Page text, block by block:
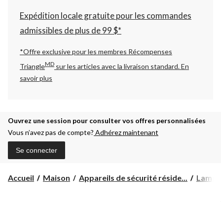
Expédition locale gratuite pour les commandes
admissibles de plus de 99 $*
*Offre exclusive pour les membres Récompenses
TriangleMD sur les articles avec la livraison standard.En
savoir plus
Ouvrez une session pour consulter vos offres personnalisées
Vous n’avez pas de compte? Adhérez maintenant
Se connecter
Accueil Maison Appareils de sécurité réside...